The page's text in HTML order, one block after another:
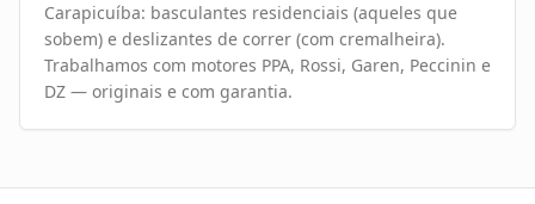
Carapicuíba: basculantes residenciais (aqueles que
sobem) e deslizantes de correr (com cremalheira).
Trabalhamos com motores PPA, Rossi, Garen, Peccinin e
DZ — originais e com garantia.